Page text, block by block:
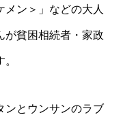
メン＞」などの大人
が貧困相続者・家政
ンとウンサンのラブ